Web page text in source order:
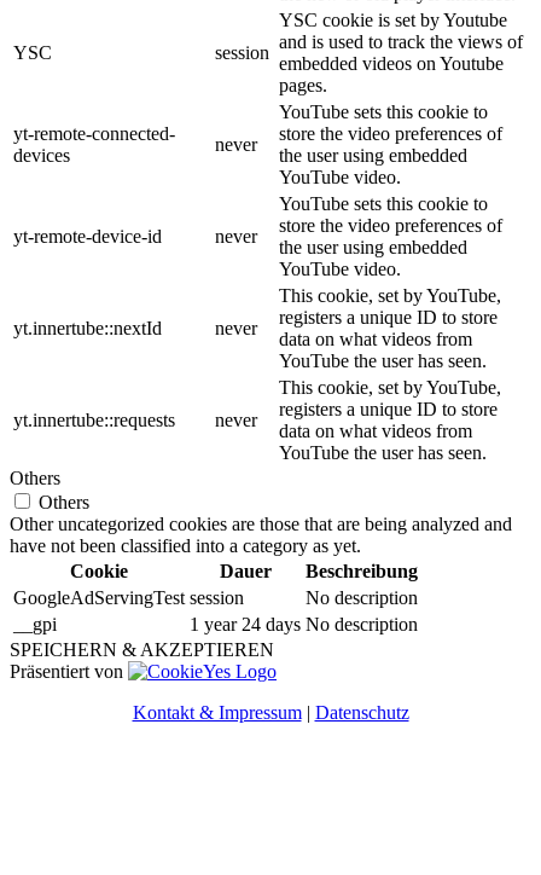
YSC session
YSC cookie is set by Youtube
and is used to track the views of
embedded videos on Youtube
pages.
yt-remote-connected-
devices
never
YouTube sets this cookie to
store the video preferences of
the user using embedded
YouTube video.
yt-remote-device-id never
YouTube sets this cookie to
store the video preferences of
the user using embedded
YouTube video.
yt.innertube::nextId never
This cookie, set by YouTube,
registers a unique ID to store
data on what videos from
YouTube the user has seen.
yt.innertube::requests never
This cookie, set by YouTube,
registers a unique ID to store
data on what videos from
YouTube the user has seen.
Others
Others
Other uncategorized cookies are those that are being analyzed and
have not been classified into a category as yet.
Cookie
Dauer
Beschreibung
GoogleAdServingTest session
No description
__gpi
1 year 24 days No description
SPEICHERN & AKZEPTIEREN
Präsentiert von
Kontakt & Impressum| Datenschutz